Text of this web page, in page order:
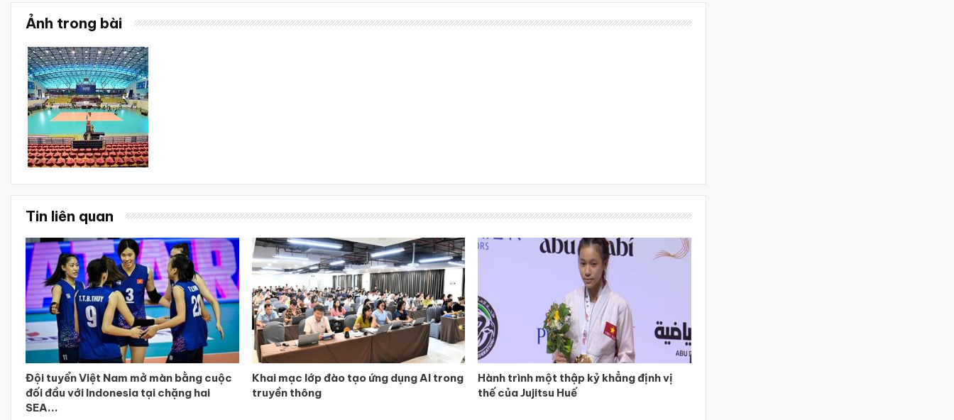
Ảnh trong bài
Tin liên quan
Đội tuyển Việt Nam mở màn bằng cuộc
đối đầu với Indonesia tại chặng hai
SEA...
Khai mạc lớp đào tạo ứng dụng AI trong
truyền thông
Hành trình một thập kỷ khẳng định vị
thế của Jujitsu Huế